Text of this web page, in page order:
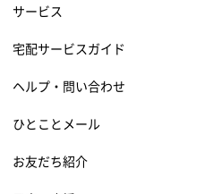
サービス
宅配サービスガイド
ヘルプ・問い合わせ
ひとことメール
お友だち紹介